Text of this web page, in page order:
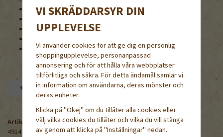
Användning: solitär, grupp, häck, snitt
Läge: sol
Grobarhet lägst 75%
Spara som favorit
Artikelnummer:
4914
VI SKRÄDDARSYR DIN
UPPLEVELSE
Vi använder cookies för att ge dig en personlig
shoppingupplevelse, personanpassad
annonsering och för att hålla våra webbplatser
tillförlitliga och säkra. För detta ändamål samlar vi
in information om användarna, deras mönster och
deras enheter.
Klicka på "Okej" om du tillåter alla cookies eller
välj vilka cookies du tillåter och vilka du vill stänga
av genom att klicka på "Inställningar" nedan.